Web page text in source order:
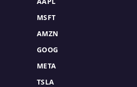
MSFT
AMZN
GOOG
META
TSLA